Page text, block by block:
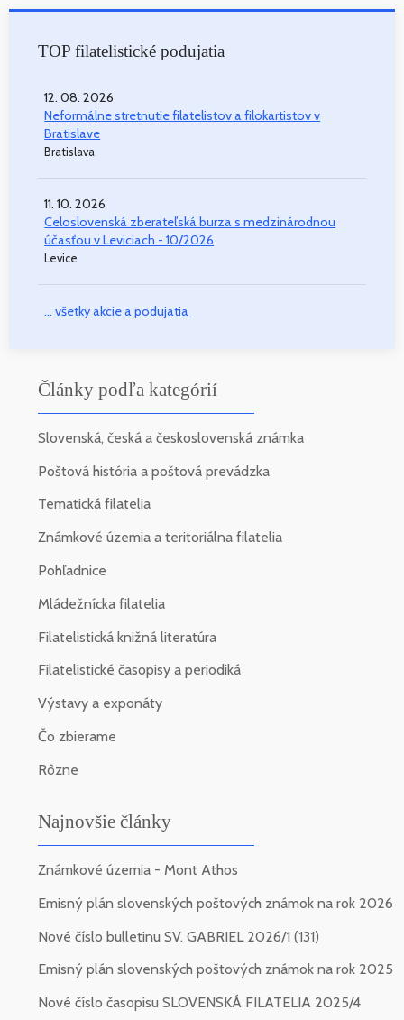
TOP filatelistické podujatia
12. 08. 2026
Neformálne stretnutie filatelistov a filokartistov v
Bratislave
Bratislava
11. 10. 2026
Celoslovenská zberateľská burza s medzinárodnou
účasťou v Leviciach - 10/2026
Levice
... všetky akcie a podujatia
Články podľa kategórií
Slovenská, česká a československá známka
Poštová história a poštová prevádzka
Tematická filatelia
Známkové územia a teritoriálna filatelia
Pohľadnice
Mládežnícka filatelia
Filatelistická knižná literatúra
Filatelistické časopisy a periodiká
Výstavy a exponáty
Čo zbierame
Rôzne
Najnovšie články
Známkové územia - Mont Athos
Emisný plán slovenských poštových známok na rok 2026
Nové číslo bulletinu SV. GABRIEL 2026/1 (131)
Emisný plán slovenských poštových známok na rok 2025
Nové číslo časopisu SLOVENSKÁ FILATELIA 2025/4